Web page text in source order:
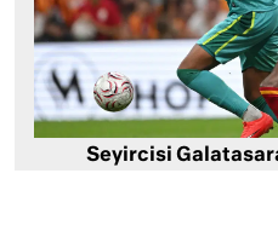
Seyircisi